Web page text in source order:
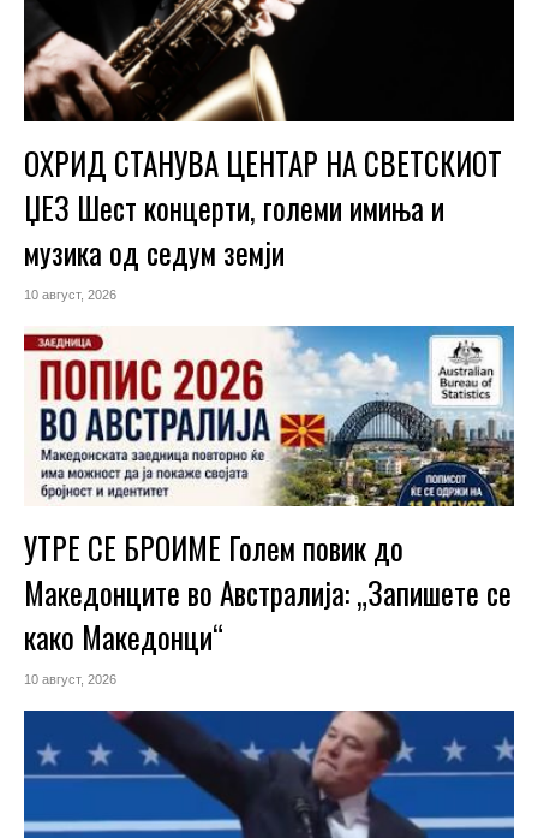
ОХРИД СТАНУВА ЦЕНТАР НА СВЕТСКИОТ
ЏЕЗ Шест концерти, големи имиња и
музика од седум земји
10 август, 2026
УТРЕ СЕ БРОИМЕ Голем повик до
Македонците во Австралија: „Запишете се
како Македонци“
10 август, 2026